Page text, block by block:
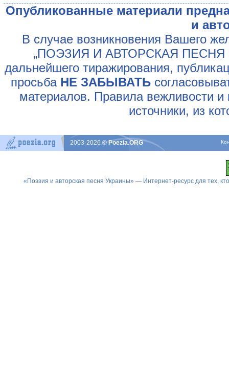
Опубликованные материали
и
В случае возникновения Вашего
„ПОЭЗИЯ И АВТОРСКАЯ ПЕСНЯ
дальнейшего тиражирования,
просьба НЕ ЗАБЫВАТЬ
материалов. Правила вежливости и
источники, из
2003-2026© Poezia.ORG
«Поэзия и авторская песня Украины» — Интернет-ресурс для тех,